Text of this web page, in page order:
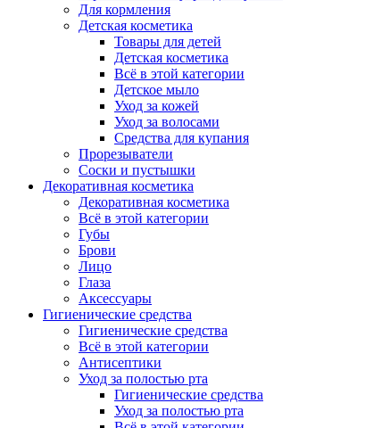
Для кормления
Детская косметика
Товары для детей
Детская косметика
Всё в этой категории
Детское мыло
Уход за кожей
Уход за волосами
Средства для купания
Прорезыватели
Соски и пустышки
Декоративная косметика
Декоративная косметика
Всё в этой категории
Губы
Брови
Лицо
Глаза
Аксессуары
Гигиенические средства
Гигиенические средства
Всё в этой категории
Антисептики
Уход за полостью рта
Гигиенические средства
Уход за полостью рта